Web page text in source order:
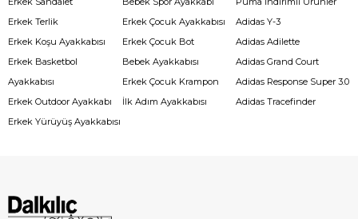
Erkek Terlik
Erkek Koşu Ayakkabısı
Erkek Basketbol
Ayakkabısı
Erkek Outdoor Ayakkabı
Erkek Yürüyüş Ayakkabısı
Erkek Çocuk Ayakkabısı
Erkek Çocuk Bot
Bebek Ayakkabısı
Erkek Çocuk Krampon
İlk Adım Ayakkabısı
Adidas Y-3
Adidas Adilette
Adidas Grand Court
Adidas Response Super 3.0
Adidas Tracefinder